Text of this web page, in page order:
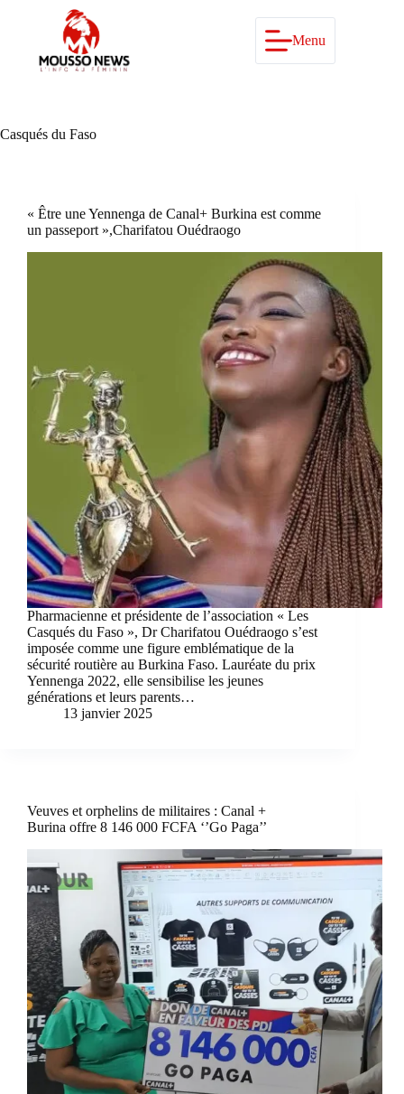
Menu
Casqués du Faso
« Être une Yennenga de Canal+ Burkina est comme
un passeport »,Charifatou Ouédraogo
Pharmacienne et présidente de l’association « Les
Casqués du Faso », Dr Charifatou Ouédraogo s’est
imposée comme une figure emblématique de la
sécurité routière au Burkina Faso. Lauréate du prix
Yennenga 2022, elle sensibilise les jeunes
générations et leurs parents…
13 janvier 2025
Veuves et orphelins de militaires : Canal +
Burina offre 8 146 000 FCFA ‘’Go Paga’’